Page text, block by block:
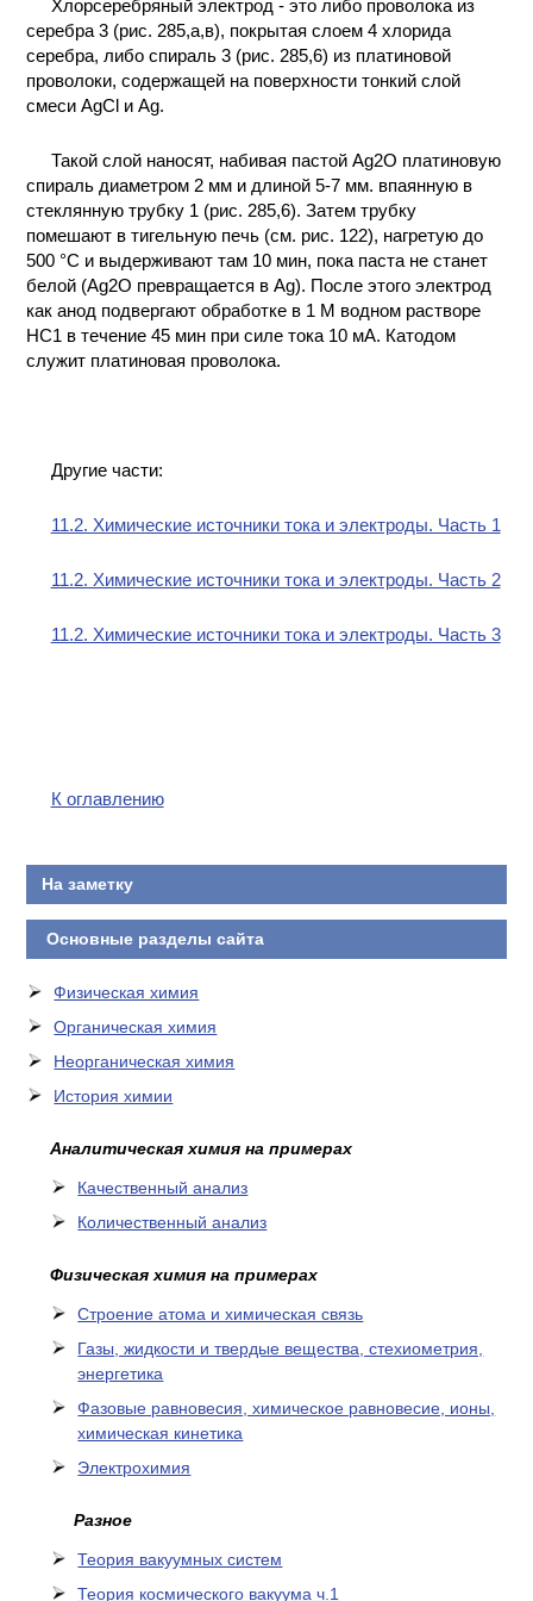
Хлорсеребряный электрод - это либо проволока из
серебра 3 (рис. 285,а,в), покрытая слоем 4 хлорида
серебра, либо спираль 3 (рис. 285,6) из платиновой
проволоки, содержащей на поверхности тонкий слой
смеси AgCl и Ag.
Такой слой наносят, набивая пастой Ag2O платиновую
спираль диаметром 2 мм и длиной 5-7 мм. впаянную в
стеклянную трубку 1 (рис. 285,6). Затем трубку
помешают в тигельную печь (см. рис. 122), нагретую до
500 °С и выдерживают там 10 мин, пока паста не станет
белой (Ag2O превращается в Ag). После этого электрод
как анод подвергают обработке в 1 М водном растворе
НС1 в течение 45 мин при силе тока 10 мА. Катодом
служит платиновая проволока.
Другие части:
11.2. Химические источники тока и электроды. Часть 1
11.2. Химические источники тока и электроды. Часть 2
11.2. Химические источники тока и электроды. Часть 3
К оглавлению
На заметку
Основные разделы сайта
Физическая химия
Органическая химия
Неорганическая химия
История химии
Аналитическая химия на примерах
Качественный анализ
Количественный анализ
Физическая химия на примерах
Cтроение атома и химическая связь
Газы, жидкости и твердые вещества, стехиометрия,
энергетика
Фазовые равновесия, химическое равновесие, ионы,
химическая кинетика
Электрохимия
Разное
Теория вакуумных систем
Теория космического вакуума ч.1